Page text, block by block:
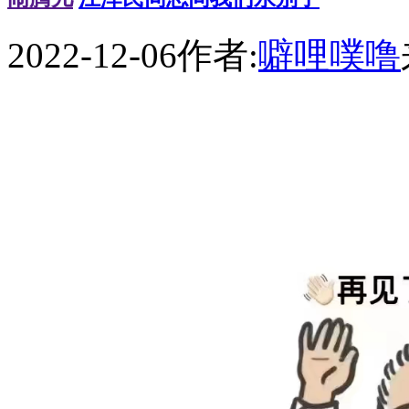
2022-12-06作者:噼哩噗噜